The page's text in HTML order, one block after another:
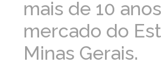
mais de 10
mercado do
Minas Gerais.